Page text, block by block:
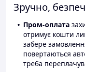
Зручно,
Пром-оплата
отримує кошти
забере
повертаються
треба